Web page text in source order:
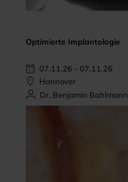
Optimierte Implantologie
07.11.26 - 07.11.26
Hannover
Dr. Benjamin Bahlmann